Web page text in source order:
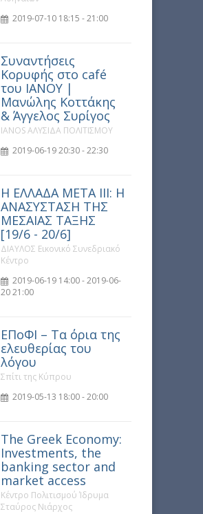
2019-07-10 18:15 - 21:00
Συναντήσεις
Κορυφής στο café
του ΙΑΝΟΥ |
Μανώλης Κοττάκης
& Άγγελος Συρίγος
IANOS ΑΛΥΣΙΔΑ ΠΟΛΙΤΙΣΜΟΥ
2019-06-19 20:30 - 22:30
Η ΕΛΛΑΔΑ ΜΕΤΑ ΙΙΙ: Η
ΑΝΑΣΥΣΤΑΣΗ ΤΗΣ
ΜΕΣΑΙΑΣ ΤΑΞΗΣ
[19/6 - 20/6]
ΔΙΑΥΛΟΣ Εικονικό Συνεδριακό
Κέντρο
2019-06-19 14:00 - 2019-06-
20 21:00
ΕΠοΦΙ – Τα όρια της
ελευθερίας του
λόγου
Σπίτι της Κύπρου
2019-05-13 18:00 - 20:00
The Greek Economy:
Investments, the
banking sector and
market access
Κέντρο Πολιτισμού Ίδρυμα
Σταύρος Νιάρχος